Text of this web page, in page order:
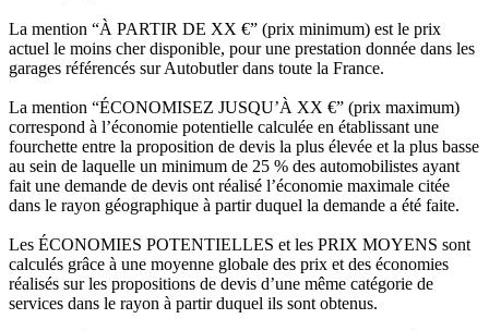
La mention “À PARTIR DE XX €” (prix minimum) est le prix
actuel le moins cher disponible, pour une prestation donnée dans les
garages référencés sur Autobutler dans toute la France.
La mention “ÉCONOMISEZ JUSQU’À XX €” (prix maximum)
correspond à l’économie potentielle calculée en établissant une
fourchette entre la proposition de devis la plus élevée et la plus basse
au sein de laquelle un minimum de 25 % des automobilistes ayant
fait une demande de devis ont réalisé l’économie maximale citée
dans le rayon géographique à partir duquel la demande a été faite.
Les ÉCONOMIES POTENTIELLES et les PRIX MOYENS sont
calculés grâce à une moyenne globale des prix et des économies
réalisés sur les propositions de devis d’une même catégorie de
services dans le rayon à partir duquel ils sont obtenus.